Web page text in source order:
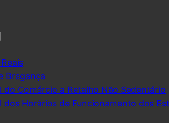
Bragança
do Comércio a Retalho Não Sedentário
dos Horários de Funcionamento dos